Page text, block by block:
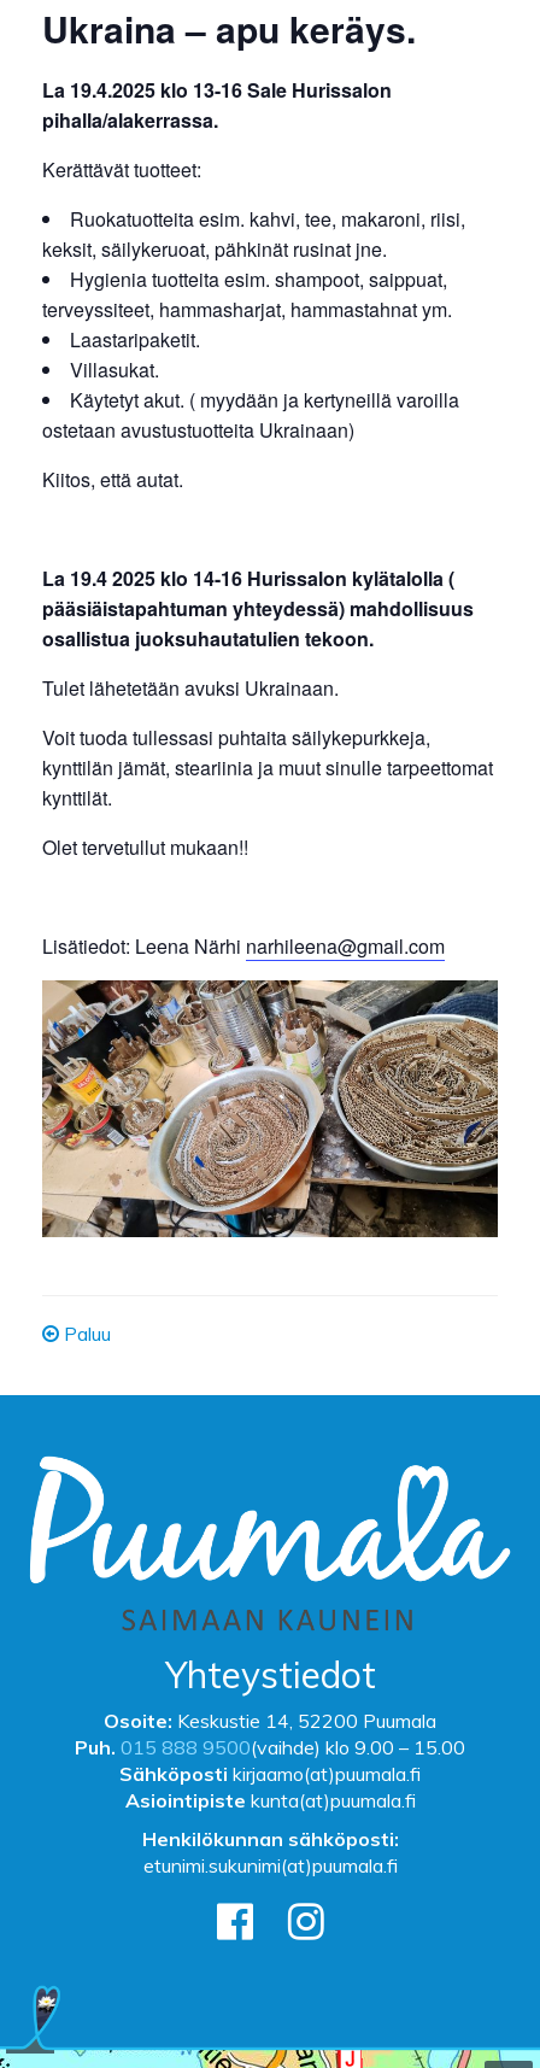
Ukraina – apu keräys.
La 19.4.2025 klo 13-16 Sale Hurissalon
pihalla/alakerrassa.
Kerättävät tuotteet:
Ruokatuotteita esim. kahvi, tee, makaroni, riisi,
keksit, säilykeruoat, pähkinät rusinat jne.
Hygienia tuotteita esim. shampoot, saippuat,
terveyssiteet, hammasharjat, hammastahnat ym.
Laastaripaketit.
Villasukat.
Käytetyt akut. ( myydään ja kertyneillä varoilla
ostetaan avustustuotteita Ukrainaan)
Kiitos, että autat.
La 19.4 2025 klo 14-16 Hurissalon kylätalolla (
pääsiäistapahtuman yhteydessä) mahdollisuus
osallistua juoksuhautatulien tekoon.
Tulet lähetetään avuksi Ukrainaan.
Voit tuoda tullessasi puhtaita säilykepurkkeja,
kynttilän jämät, steariinia ja muut sinulle tarpeettomat
kynttilät.
Olet tervetullut mukaan!!
Lisätiedot: Leena Närhi narhileena@gmail.com
Paluu
Yhteystiedot
Osoite: Keskustie 14, 52200 Puumala
Puh. 015 888 9500(vaihde) klo 9.00 – 15.00
Sähköposti kirjaamo(at)puumala.fi
Asiointipiste kunta(at)puumala.fi
Henkilökunnan sähköposti:
etunimi.sukunimi(at)puumala.fi